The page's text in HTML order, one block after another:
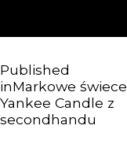
Published
inMarkowe świece
Yankee Candle z
secondhandu